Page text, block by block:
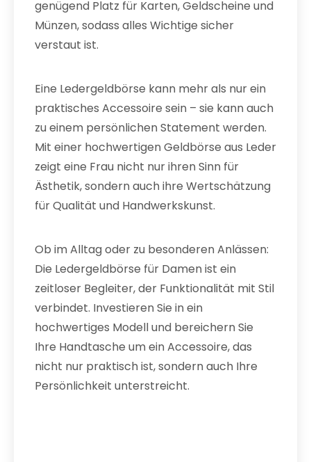
genügend Platz für Karten, Geldscheine und
Münzen, sodass alles Wichtige sicher
verstaut ist.
Eine Ledergeldbörse kann mehr als nur ein
praktisches Accessoire sein – sie kann auch
zu einem persönlichen Statement werden.
Mit einer hochwertigen Geldbörse aus Leder
zeigt eine Frau nicht nur ihren Sinn für
Ästhetik, sondern auch ihre Wertschätzung
für Qualität und Handwerkskunst.
Ob im Alltag oder zu besonderen Anlässen:
Die Ledergeldbörse für Damen ist ein
zeitloser Begleiter, der Funktionalität mit Stil
verbindet. Investieren Sie in ein
hochwertiges Modell und bereichern Sie
Ihre Handtasche um ein Accessoire, das
nicht nur praktisch ist, sondern auch Ihre
Persönlichkeit unterstreicht.